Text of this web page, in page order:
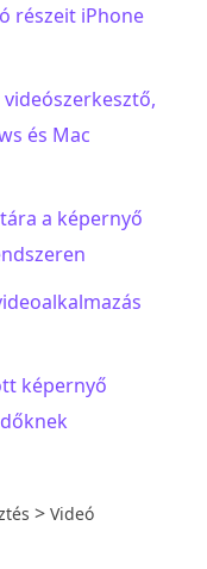
részeit iPhone
és Mac
a képernyő
képernyő
> Videó